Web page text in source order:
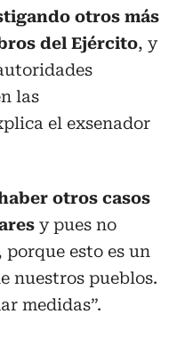
otros más
del Ejército, y
las
el exsenador
otros casos
y pues no
esto es un
nuestros pueblos.
medidas”.